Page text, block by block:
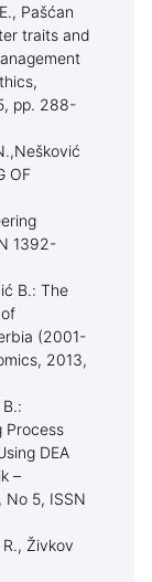
Pašćan
traits and
pp. 288-
OF
1392-
B.: The
(2001-
2013,
Process
DEA
–
No 5, ISSN
Živkov